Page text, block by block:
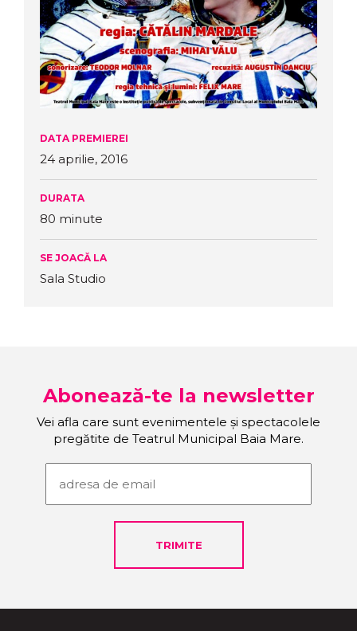
DATA PREMIEREI
24 aprilie, 2016
DURATA
80 minute
SE JOACĂ LA
Sala Studio
Abonează-te la newsletter
Vei afla care sunt evenimentele și spectacolele
pregătite de Teatrul Municipal Baia Mare.